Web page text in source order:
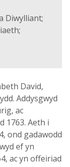
Diwylliant;
David,
Addysgwyd
ac
1763. Aeth i
ond gadawodd
ef yn
ac yn offeiriad